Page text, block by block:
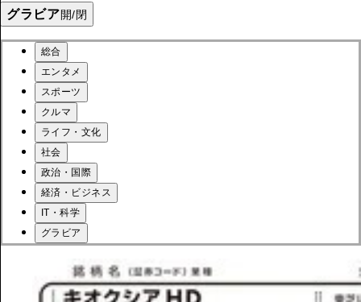
グラビア開/閉
総合
エンタメ
スポーツ
クルマ
ライフ・文化
社会
政治・国際
経済・ビジネス
IT・科学
グラビア